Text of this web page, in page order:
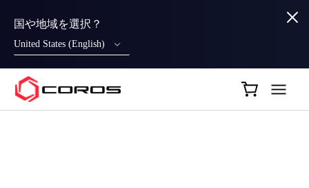
国や地域を選択？
United States (English)
COROS JP